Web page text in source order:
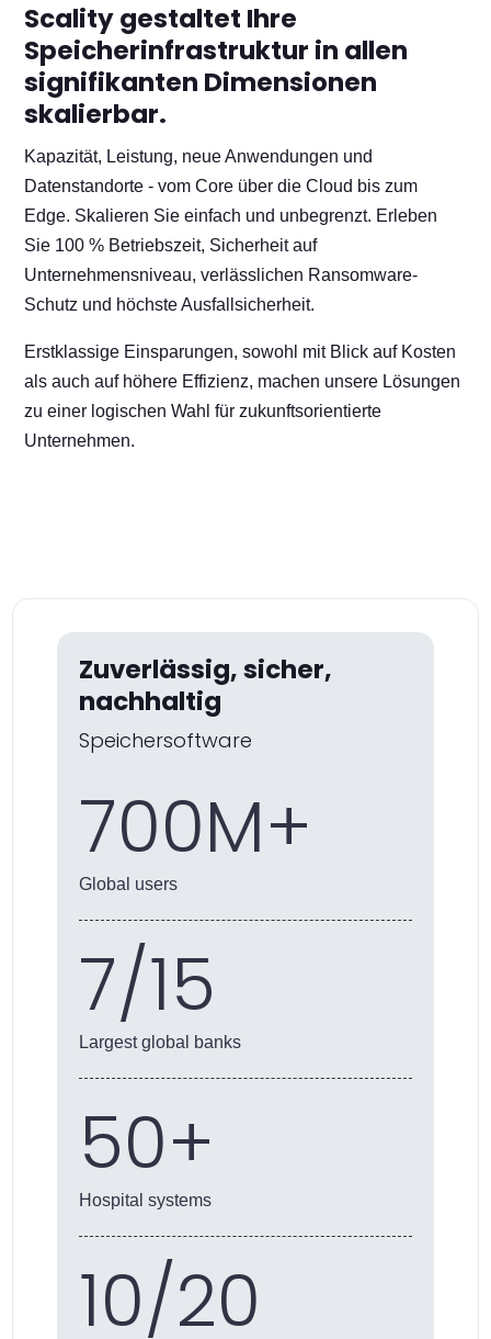
Scality gestaltet Ihre
Speicherinfrastruktur in allen
signifikanten Dimensionen
skalierbar.
Kapazität, Leistung, neue Anwendungen und
Datenstandorte - vom Core über die Cloud bis zum
Edge. Skalieren Sie einfach und unbegrenzt. Erleben
Sie 100 % Betriebszeit, Sicherheit auf
Unternehmensniveau, verlässlichen Ransomware-
Schutz und höchste Ausfallsicherheit.
Erstklassige Einsparungen, sowohl mit Blick auf Kosten
als auch auf höhere Effizienz, machen unsere Lösungen
zu einer logischen Wahl für zukunftsorientierte
Unternehmen.
Zuverlässig, sicher,
nachhaltig
Speichersoftware
700M+
Global users
7/15
Largest global banks
50+
Hospital systems
10/20